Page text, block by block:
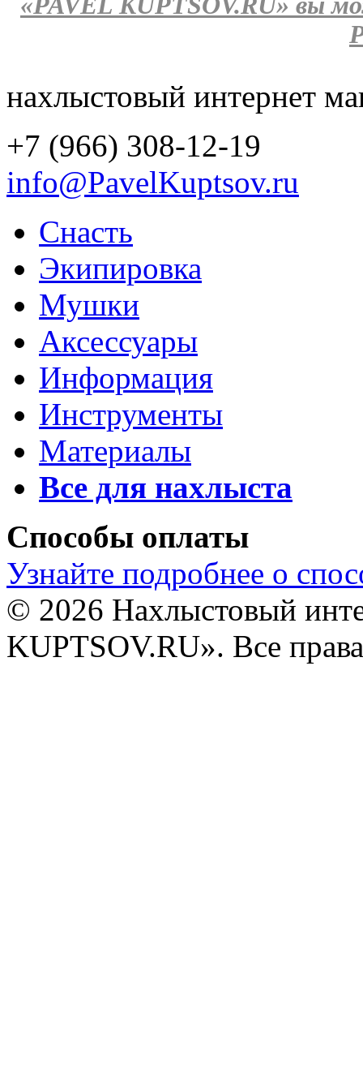
нахлыстовый интернет
+7 (966) 308-12-19
info@PavelKuptsov.ru
Снасть
Экипировка
Мушки
Аксессуары
Информация
Инструменты
Материалы
Все для нахлыста
Способы оплаты
Узнайте подробнее о
© 2026 Нахлыстовый
KUPTSOV.RU». Все